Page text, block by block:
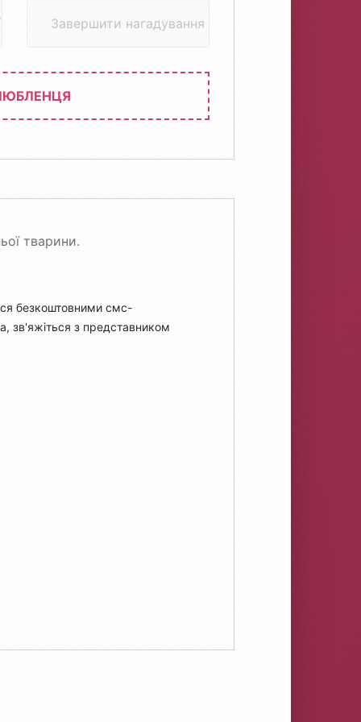
Завершити нагадування
тварини.
безкоштовними смс-
зв'яжіться з представником